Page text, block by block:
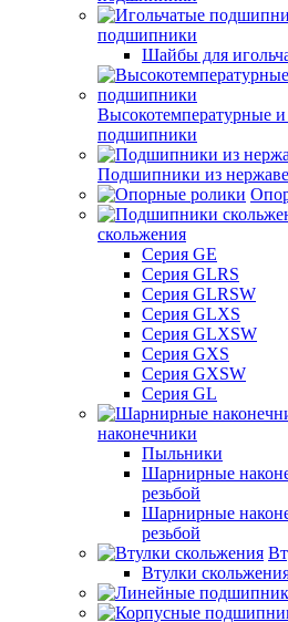
подшипники
Шайбы для
Высокотемпературные
подшипники
Подшипники из
скольжения
Серия GE
Серия GLRS
Серия GLRSW
Серия GLXS
Серия GLXSW
Серия GXS
Серия GXSW
Серия GL
наконечники
Пыльники
Шарнирные
резьбой
Шарнирные
резьбой
Втулки